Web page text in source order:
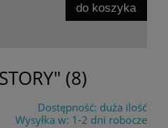
do koszyka
(8)
Dostępność: duża ilość
Wysyłka w: 1-2 dni robocze